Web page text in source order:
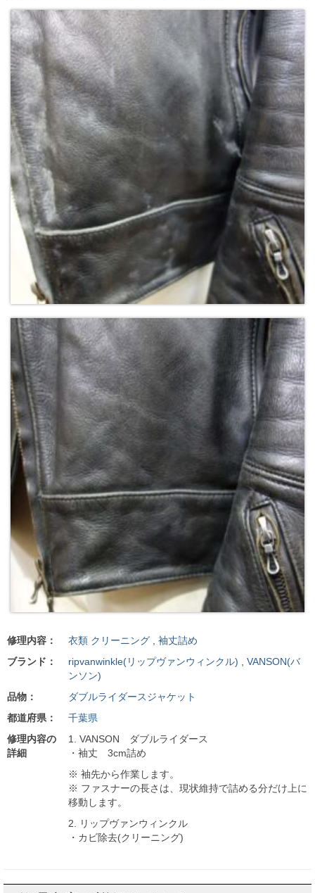
修理内容： 衣類 クリーニング
袖丈詰め
ブランド：
ripvanwinkle(リップヴァンウィンクル)
VANSON(バ
ンソン)
品物：
ダブルライダースジャケット
都道府県：
千葉県
修理内容の
詳細
1. VANSON ダブルライダース
・袖丈 3cm詰め
※ 袖先から作業します。
※ ファスナーの長さは、現状維持で詰める分だけ上に
移動します。
2. リップヴァンウィンクル
・カビ除去(クリーニング)